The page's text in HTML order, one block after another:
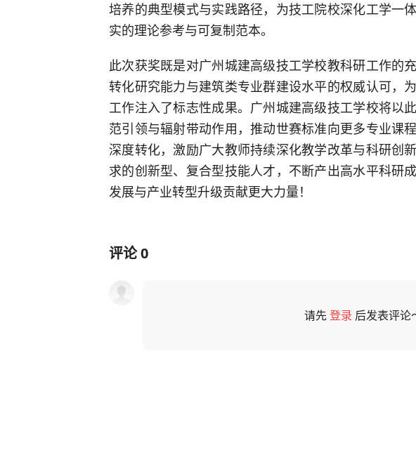
培养的典型模式与实践路径，为技工院校深化工学一
实的理论参考与可复制范本。
此次获奖既是对广州城建高级技工学校教科研工作的
转化研究能力与建筑类专业群建设水平的权威认可，
工作注入了标志性成果。广州城建高级技工学校将以
范引领与辐射带动作用，推动世赛标准向更多专业课
深度转化，激励广大教师持续深化教学改革与科研创
求的创新型、复合型技能人才，不断产出高水平科研
发展与产业转型升级贡献更大力量！
评论0
请先登录 后发表评论